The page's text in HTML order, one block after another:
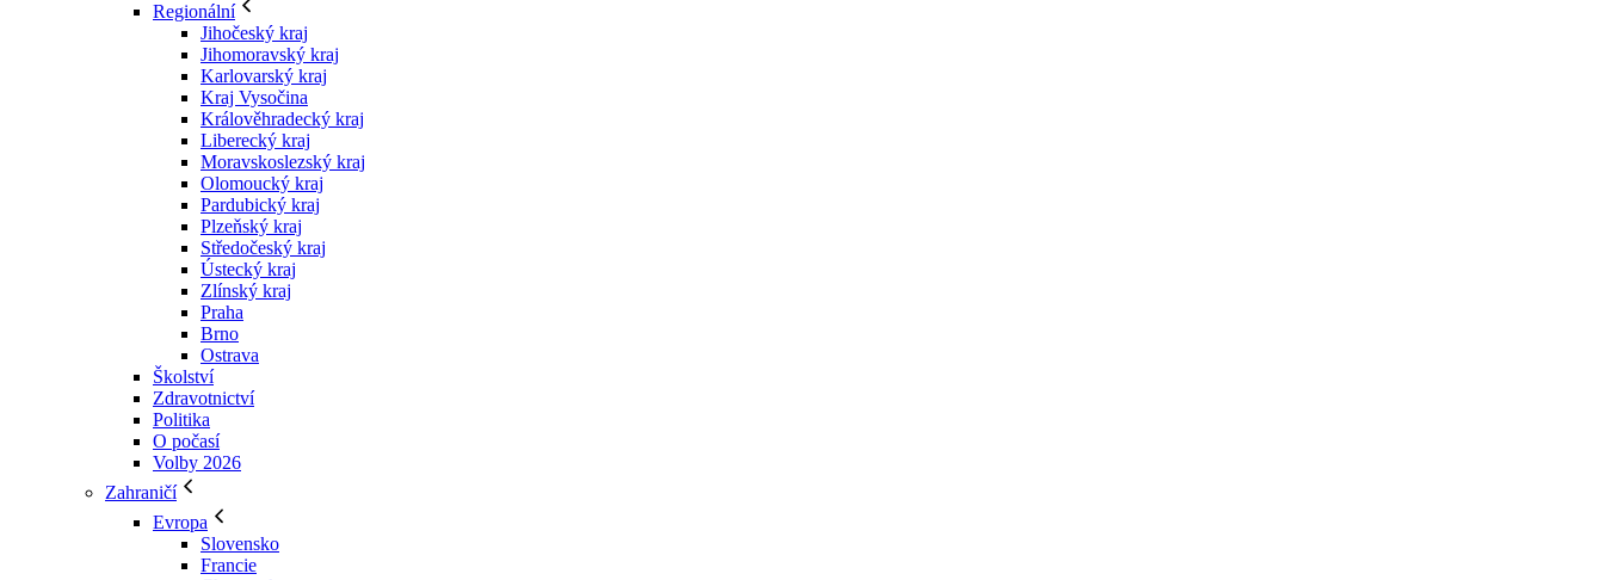
Regionální
Jihočeský kraj
Jihomoravský kraj
Karlovarský kraj
Kraj Vysočina
Králověhradecký kraj
Liberecký kraj
Moravskoslezský kraj
Olomoucký kraj
Pardubický kraj
Plzeňský kraj
Středočeský kraj
Ústecký kraj
Zlínský kraj
Praha
Brno
Ostrava
Školství
Zdravotnictví
Politika
O počasí
Volby 2026
Zahraničí
Evropa
Slovensko
Francie